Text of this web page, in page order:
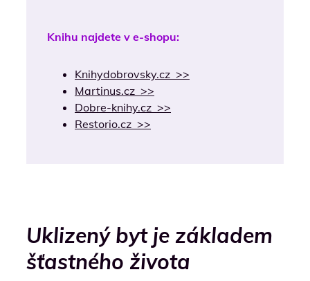
Knihu najdete v e-shopu:
Knihydobrovsky.cz >>
Martinus.cz >>
Dobre-knihy.cz >>
Restorio.cz >>
Uklizený byt je základem
šťastného života